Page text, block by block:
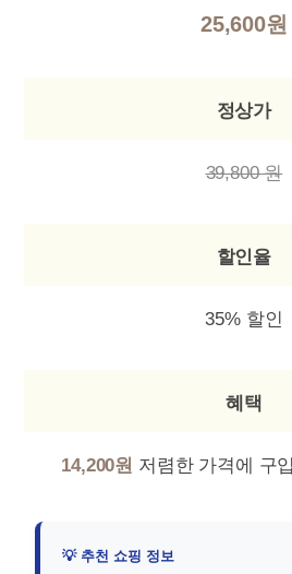
25,600원
정상가
39,800 원
할인율
35% 할인
혜택
14,200원 저렴한 가격에 구